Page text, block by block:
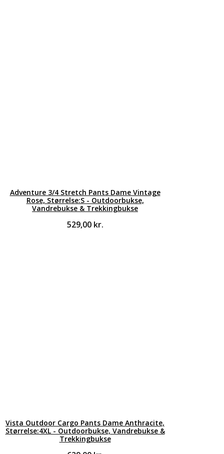
Adventure 3/4 Stretch Pants Dame Vintage
Rose, Størrelse:S - Outdoorbukse,
Vandrebukse & Trekkingbukse
529,00 kr.
Vista Outdoor Cargo Pants Dame Anthracite,
Størrelse:4XL - Outdoorbukse, Vandrebukse &
Trekkingbukse